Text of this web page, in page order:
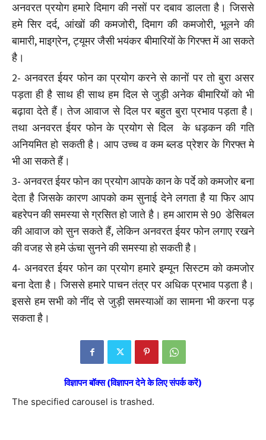
अनवरत प्रयोग हमारे दिमाग की नसों पर दबाव डालता है। जिससे
हमे सिर दर्द, आंखों की कमजोरी, दिमाग की कमजोरी, भूलने की
बामारी, माइग्रेन, ट्यूमर जैसी भयंकर बीमारियों के गिरफ्त में आ सकते
है।
2- अनवरत ईयर फोन का प्रयोग करने से कानों पर तो बुरा असर
पड़ता ही है साथ ही साथ हम दिल से जुड़ी अनेक बीमारियों को भी
बढ़ावा देते हैं। तेज आवाज से दिल पर बहुत बुरा प्रभाव पड़ता है।
तथा अनवरत ईयर फोन के प्रयोग से दिल के धड़कन की गति
अनियमित हो सकती है। आप उच्च व कम ब्लड प्रेशर के गिरफ्त मे
भी आ सकते हैं।
3- अनवरत ईयर फोन का प्रयोग आपके कान के पर्दे को कमजोर बना
देता है जिसके कारण आपको कम सुनाई देने लगता है या फिर आप
बहरेपन की समस्या से ग्रसित हो जाते है। हम आराम से 90 डेसिबल
की आवाज को सुन सकते हैं, लेकिन अनवरत ईयर फोन लगाए रखने
की वजह से हमे ऊंचा सुनने की समस्या हो सकती है।
4- अनवरत ईयर फोन का प्रयोग हमारे इम्यून सिस्टम को कमजोर
बना देता है। जिससे हमारे पाचन तंत्र पर अधिक प्रभाव पड़ता है।
इससे हम सभी को नींद से जुड़ी समस्याओं का सामना भी करना पड़
सकता है।
विज्ञापन बॉक्स (विज्ञापन देने के लिए संपर्क करें)
The specified carousel is trashed.